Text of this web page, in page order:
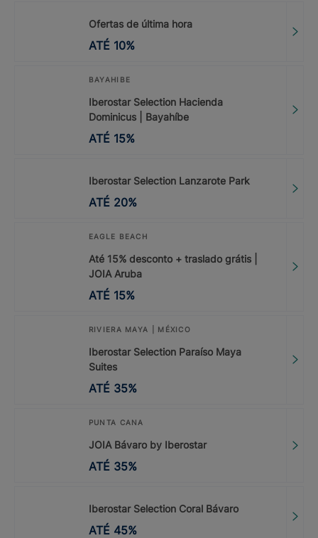
Ofertas de última hora
ATÉ 10%
BAYAHIBE
Iberostar Selection Hacienda
Dominicus | Bayahíbe
ATÉ 15%
Iberostar Selection Lanzarote Park
ATÉ 20%
EAGLE BEACH
Até 15% desconto + traslado grátis |
JOIA Aruba
ATÉ 15%
RIVIERA MAYA | MÉXICO
Iberostar Selection Paraíso Maya
Suites
ATÉ 35%
PUNTA CANA
JOIA Bávaro by Iberostar
ATÉ 35%
Iberostar Selection Coral Bávaro
ATÉ 45%